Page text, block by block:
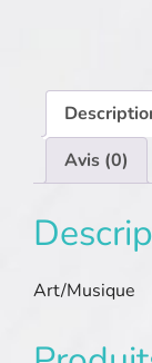
Avis (0)
Art/Musique